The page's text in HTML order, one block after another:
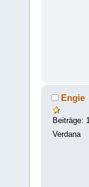
Engie
Beiträge:
Verdana